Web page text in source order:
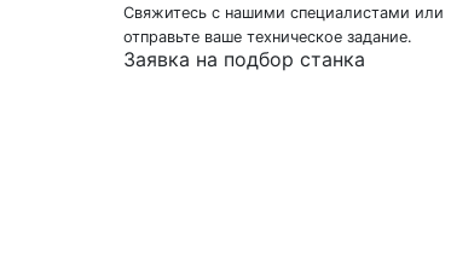
Свяжитесь с нашими специалистами или
отправьте ваше техническое задание.
Заявка на подбор станка